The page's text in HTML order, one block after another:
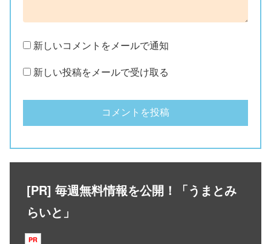
新しいコメントをメールで通知
新しい投稿をメールで受け取る
[PR] 毎週無料情報を公開！「うまとみ
らいと」